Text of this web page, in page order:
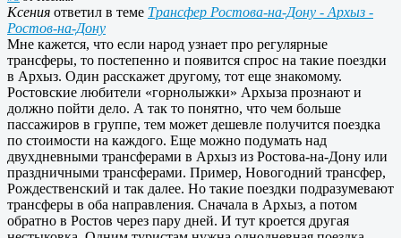
Ксения ответил в теме Трансфер Ростова-на-Дону - Архыз -
Ростов-на-Дону
Мне кажется, что если народ узнает про регулярные
трансферы, то постепенно и появится спрос на такие поездки
в Архыз. Один расскажет другому, тот еще знакомому.
Ростовские любители «горнолыжки» Архыза прознают и
должно пойти дело. А так то понятно, что чем больше
пассажиров в группе, тем может дешевле получится поездка
по стоимости на каждого. Еще можно подумать над
двухдневными трансферами в Архыз из Ростова-на-Дону или
праздничными трансферами. Пример, Новогодний трансфер,
Рождественский и так далее. Но такие поездки подразумевают
трансферы в оба направления. Сначала в Архыз, а потом
обратно в Ростов через пару дней. И тут кроется другая